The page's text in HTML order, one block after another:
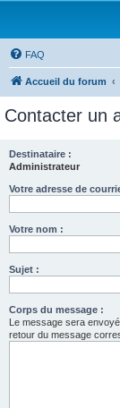
FAQ
Accueil du forum
Contacter un
Destinataire :
Administrateur
Votre adresse de
Votre nom :
Sujet :
Corps du message :
Le message sera
retour du message